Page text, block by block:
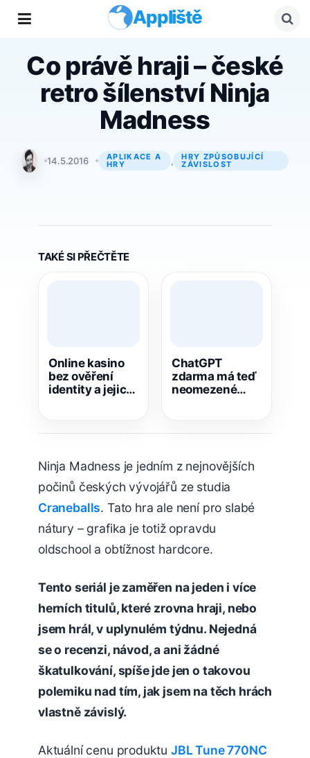
Appliště
Co právě hraji – české
retro šílenství Ninja
Madness
Adam Kos
14.5.2016 APLIKACE A
HRY , HRY ZPŮSOBUJÍCÍ
ZÁVISLOST
TAKÉ SI PŘEČTĚTE
Online kasino
bez ověření
identity a jejich
ChatGPT
zdarma má teď
neomezené
Ninja Madness je jedním z nejnovějších
počinů českých vývojářů ze studia
Craneballs. Tato hra ale není pro slabé
nátury – grafika je totiž opravdu
oldschool a obtížnost hardcore.
Tento seriál je zaměřen na jeden i více
herních titulů, které zrovna hraji, nebo
jsem hrál, v uplynulém týdnu. Nejedná
se o recenzi, návod, a ani žádné
škatulkování, spíše jde jen o takovou
polemiku nad tím, jak jsem na těch hrách
vlastně závislý.
Aktuální cenu produktu JBL Tune 770NC